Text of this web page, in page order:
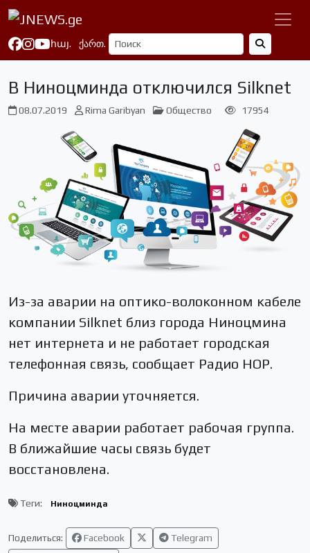
հայ. ქართ.
В Ниноцминда отключился Silknet
08.07.2019 Rima Garibyan Общество 17954
Из-за аварии на оптико-волоконном кабеле
компании Silknet близ города Ниноцмина
нет интернета и не работает городская
телефонная связь, сообщает Радио НОР.
Причина аварии уточняется.
На месте аварии работает рабочая группа.
В ближайшие часы связь будет
восстановлена.
Теги: Ниноцминда
Поделиться: Facebook
Telegram